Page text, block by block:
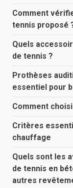
Comment
tennis proposé
Quels
de tennis ?
Prothèses
essentiel pour
Comment
Critères
chauffage
Quels sont les
de tennis en
autres